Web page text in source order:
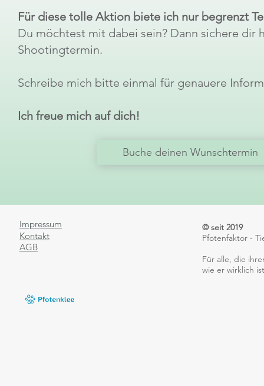
Für diese tolle Aktion biete ich nur begrenzt
Du möchtest mit dabei sein? Dann sichere dir
Shootingtermin.
Schreibe mich bitte einmal für genauere
Ich freue mich auf dich!
Buche deinen Wunschtermin
Impressum
Kontakt
AGB
© seit 2019
Pfotenfaktor -
​Für alle, die
wie er wirklich